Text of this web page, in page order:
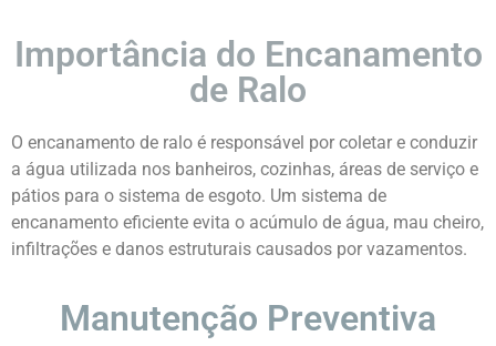
Importância do Encanamento
de Ralo
O encanamento de ralo é responsável por coletar e conduzir
a água utilizada nos banheiros, cozinhas, áreas de serviço e
pátios para o sistema de esgoto. Um sistema de
encanamento eficiente evita o acúmulo de água, mau cheiro,
infiltrações e danos estruturais causados por vazamentos.
Manutenção Preventiva